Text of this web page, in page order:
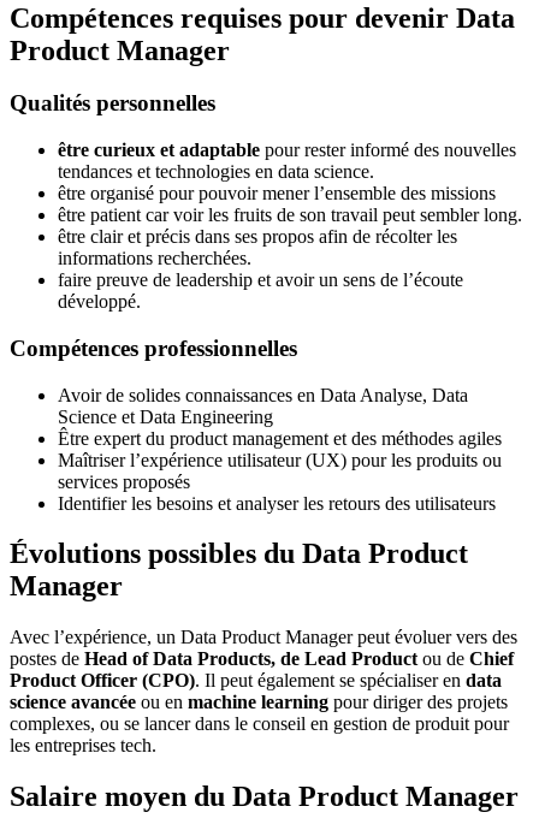
Compétences requises pour devenir Data
Product Manager
Qualités personnelles
être curieux et adaptable pour rester informé des nouvelles
tendances et technologies en data science.
être organisé pour pouvoir mener l’ensemble des missions
être patient car voir les fruits de son travail peut sembler long.
être clair et précis dans ses propos afin de récolter les
informations recherchées.
faire preuve de leadership et avoir un sens de l’écoute
développé.
Compétences professionnelles
Avoir de solides connaissances en Data Analyse, Data
Science et Data Engineering
Être expert du product management et des méthodes agiles
Maîtriser l’expérience utilisateur (UX) pour les produits ou
services proposés
Identifier les besoins et analyser les retours des utilisateurs
Évolutions possibles du Data Product
Manager
Avec l’expérience, un Data Product Manager peut évoluer vers des
postes de Head of Data Products, de Lead Product ou de Chief
Product Officer (CPO). Il peut également se spécialiser en data
science avancée ou en machine learning pour diriger des projets
complexes, ou se lancer dans le conseil en gestion de produit pour
les entreprises tech.
Salaire moyen du Data Product Manager